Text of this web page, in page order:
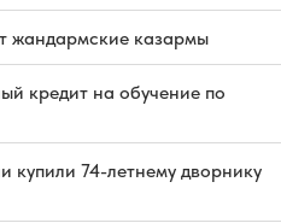
жандармские казармы
кредит на обучение по
купили 74-летнему дворнику